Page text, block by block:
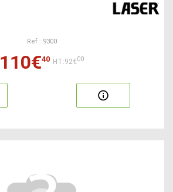
Ref : 9300
110€40 HT:92€00